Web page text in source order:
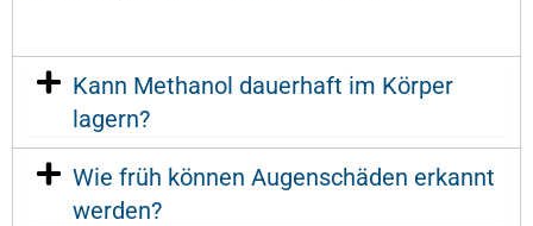
Kann Methanol dauerhaft im Körper
lagern?
Wie früh können Augenschäden erkannt
werden?